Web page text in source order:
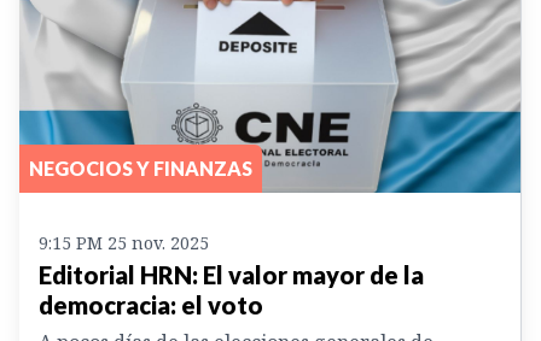
NEGOCIOS Y FINANZAS
9:15 PM 25 nov. 2025
Editorial HRN: El valor mayor de la
democracia: el voto